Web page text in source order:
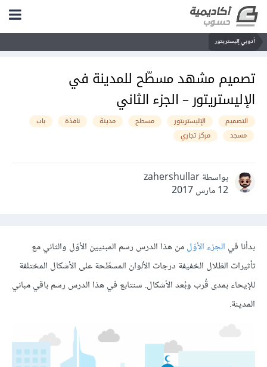
أدوبي إليستريتور
تصميم مشهد مسطّح للمدينة في
الإليستريتور – الجزء الثاني
التصميم الإليستريتور مسطح مدينة نافذة
باب
مسجد
مركز تجاري
بواسطة zahershullar
12 مارس 2017
بدأنا في الجزء الأوّلمن هذا الدرس رسم المبنيين الأوّل والثاني مع
تأثيرات الظلال الخفيفة درجات الألوان المسطّحة على الأشكال المختلفة
للإيحاء بمدى قُرب وبُعد الأشكال. سنتابع في هذا الدرس رسم باقي مباني
المدينة.